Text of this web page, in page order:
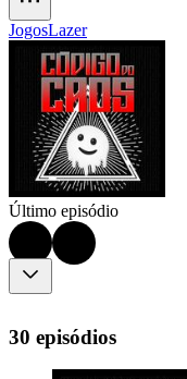
JogosLazer
Último episódio
30 episódios